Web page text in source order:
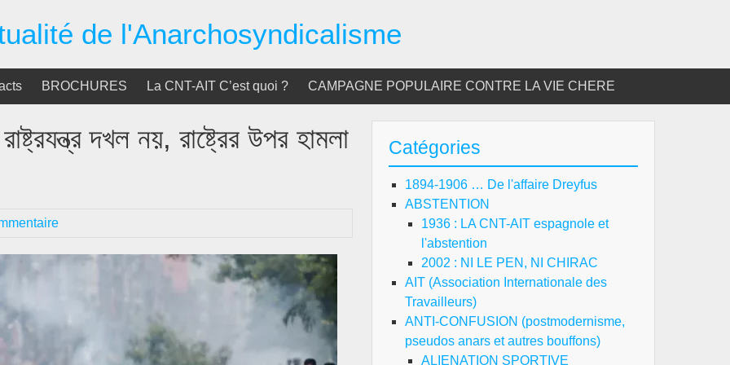
de l'Anarchosyndicalisme
BROCHURES La CNT-AIT C’est quoi ? CAMPAGNE POPULAIRE CONTRE LA VIE CHERE
দখল নয়, রাষ্ট্রের উপর হামলা
Catégories
1894-1906 … De l'affaire Dreyfus
ABSTENTION
1936 : LA CNT-AIT espagnole et
l'abstention
2002 : NI LE PEN, NI CHIRAC
AIT (Association Internationale des
Travailleurs)
ANTI-CONFUSION (postmodernisme,
pseudos anars et autres bouffons)
ALIENATION SPORTIVE